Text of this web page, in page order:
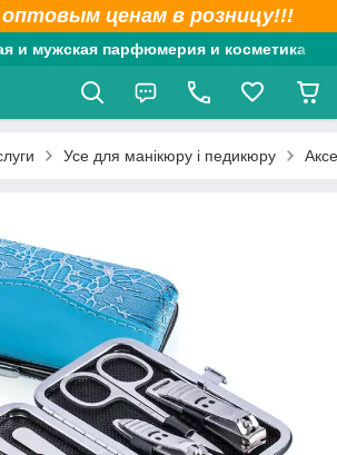
оптовым ценам в розницу!!!
и мужская парфюмерия и косметика
Усе для манікюру і педикюру